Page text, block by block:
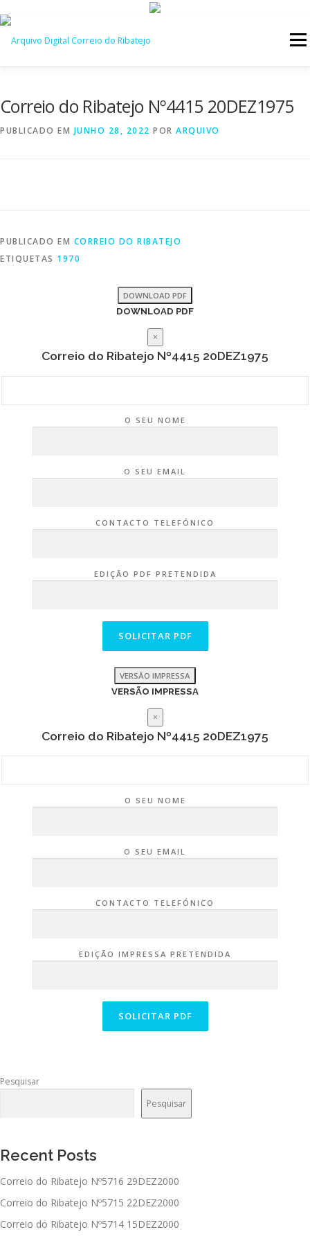
Saltar
conteúdo
Menu
Correio do Ribatejo Nº4415 20DEZ1975
PUBLICADO EM JUNHO 28, 2022 POR ARQUIVO
PUBLICADO EM CORREIO DO RIBATEJO
ETIQUETAS 1970
DOWNLOAD PDF
DOWNLOAD PDF
×
Correio do Ribatejo Nº4415 20DEZ1975
O SEU NOME
O SEU EMAIL
CONTACTO TELEFÓNICO
EDIÇÃO PDF PRETENDIDA
VERSÃO IMPRESSA
VERSÃO IMPRESSA
×
Correio do Ribatejo Nº4415 20DEZ1975
O SEU NOME
O SEU EMAIL
CONTACTO TELEFÓNICO
EDIÇÃO IMPRESSA PRETENDIDA
Pesquisar
Pesquisar
Recent Posts
Correio do Ribatejo Nº5716 29DEZ2000
Correio do Ribatejo Nº5715 22DEZ2000
Correio do Ribatejo Nº5714 15DEZ2000